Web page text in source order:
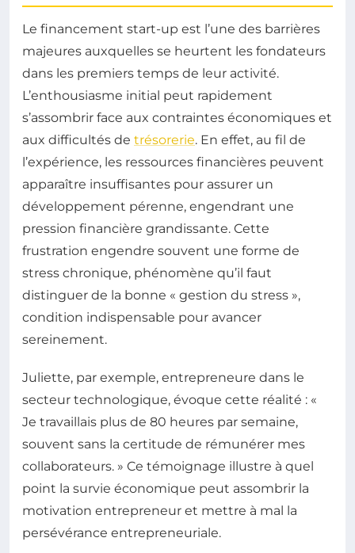
Le financement start-up est l’une des barrières
majeures auxquelles se heurtent les fondateurs
dans les premiers temps de leur activité.
L’enthousiasme initial peut rapidement
s’assombrir face aux contraintes économiques et
aux difficultés de trésorerie. En effet, au fil de
l’expérience, les ressources financières peuvent
apparaître insuffisantes pour assurer un
développement pérenne, engendrant une
pression financière grandissante. Cette
frustration engendre souvent une forme de
stress chronique, phénomène qu’il faut
distinguer de la bonne « gestion du stress »,
condition indispensable pour avancer
sereinement.
Juliette, par exemple, entrepreneure dans le
secteur technologique, évoque cette réalité : «
Je travaillais plus de 80 heures par semaine,
souvent sans la certitude de rémunérer mes
collaborateurs. » Ce témoignage illustre à quel
point la survie économique peut assombrir la
motivation entrepreneur et mettre à mal la
persévérance entrepreneuriale.